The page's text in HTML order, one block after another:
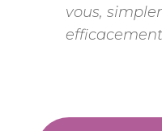
vous,